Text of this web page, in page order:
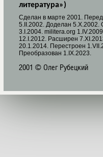
литература»)
Cделан в марте 2001.
5.II.2002. Доделан 5.X.2002.
3.I.2004. militera.org
12.I.2012. Расширен
20.1.2014. Перестроен
Преобразован 1.IX.2023.
2001 © Олег Рубецкий